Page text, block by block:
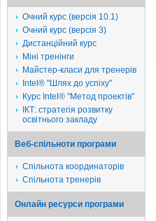
Очний курс (версія 10.1)
Очний курс (версія 3)
Дистанційний курс
Міні тренінги
Майстер-класи для тренерів
Intel® "Шлях до успіху"
Курс Intel® "Метод проектів"
ІКТ: стратегія розвитку
освітнього закладу
Веб-спільноти програми
Спільнота координаторів
Спільнота тренерів
Онлайн ресурси програми